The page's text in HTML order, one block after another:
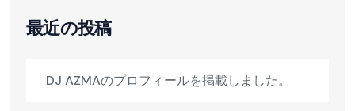
最近の投稿
DJ AZMAのプロフィールを掲載しました。